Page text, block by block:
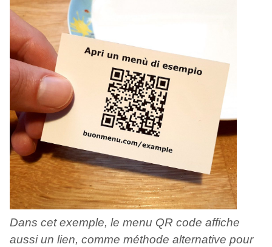
Dans cet exemple, le menu QR code affiche
aussi un lien, comme méthode alternative pour